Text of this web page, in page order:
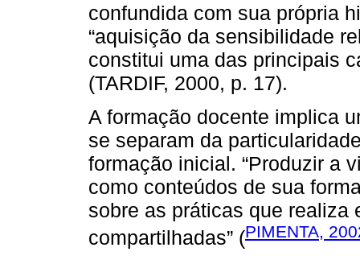
confundida com sua própria
“aquisição da sensibilidade
constitui uma das principais
(TARDIF, 2000, p. 17).
A formação docente implica
se separam da
formação inicial. “Produzir a
como conteúdos de sua
sobre as práticas que realiza
compartilhadas” (PIMENTA,